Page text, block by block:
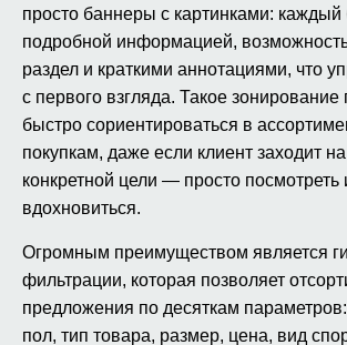
просто баннеры с картинками: каждый
подробной информацией,
раздел и краткими аннотациями, что
с первого взгляда. Такое зонирование
быстро сориентироваться в
покупкам, даже если клиент заходит
конкретной цели — просто посмотреть
вдохновиться.
Огромным преимуществом является
фильтрации, которая позволяет
предложения по десяткам параметров:
пол, тип товара, размер, цена, вид